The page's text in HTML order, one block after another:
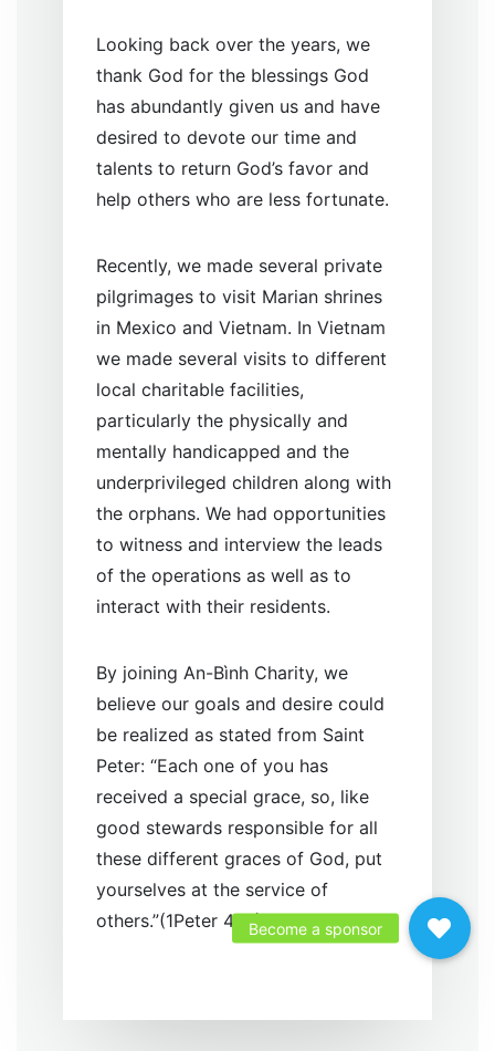
Looking back over the years, we
thank God for the blessings God
has abundantly given us and have
desired to devote our time and
talents to return God’s favor and
help others who are less fortunate.
Recently, we made several private
pilgrimages to visit Marian shrines
in Mexico and Vietnam. In Vietnam
we made several visits to different
local charitable facilities,
particularly the physically and
mentally handicapped and the
underprivileged children along with
the orphans. We had opportunities
to witness and interview the leads
of the operations as well as to
interact with their residents.
By joining An-Bình Charity, we
believe our goals and desire could
be realized as stated from Saint
Peter: “Each one of you has
received a special grace, so, like
good stewards responsible for all
these different graces of God, put
yourselves at the service of
others.”(1Peter 4,10)Become a sponsor